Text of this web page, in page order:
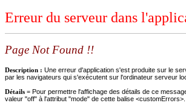
Erreur du serveur dans
Page Not Found !!
Description : Une erreur d'application s'est produite sur le
par les navigateurs qui s'exécutent sur l'ordinateur serveur
Détails = Pour permettre l'affichage des détails de ce
valeur "off" à l'attribut "mode" de cette balise <customErrors>.